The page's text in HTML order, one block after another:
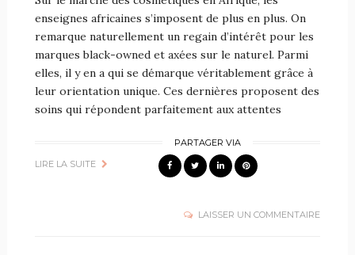
enseignes africaines s’imposent de plus en plus. On
remarque naturellement un regain d’intérêt pour les
marques black-owned et axées sur le naturel. Parmi
elles, il y en a qui se démarque véritablement grâce à
leur orientation unique. Ces dernières proposent des
soins qui répondent parfaitement aux attentes
LIRE LA SUITE
PARTAGER VIA
LAISSER UN COMMENTAIRE